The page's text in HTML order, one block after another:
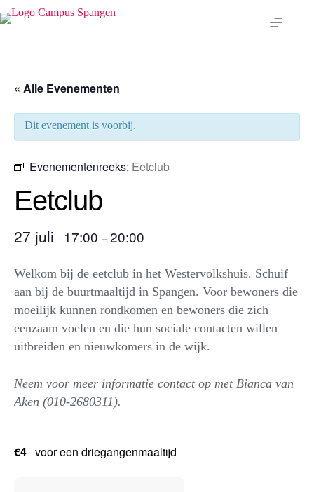
naar
« Alle Evenementen
Dit evenement is voorbij.
Evenementenreeks: Eetclub
Eetclub
27 juli · 17:00 –20:00
Welkom bij de eetclub in het Westervolkshuis. Schuif
aan bij de buurtmaaltijd in Spangen. Voor bewoners die
moeilijk kunnen rondkomen en bewoners die zich
eenzaam voelen en die hun sociale contacten willen
uitbreiden en nieuwkomers in de wijk.
Neem voor meer informatie contact op met Bianca van
Aken (010-2680311).
€4 voor een driegangenmaaltijd